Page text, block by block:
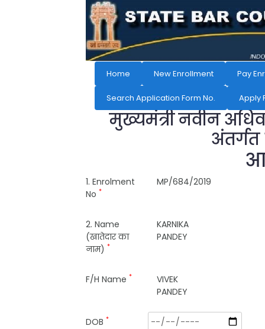
Home New Enrollment Pay
Search Application Form No. Apply
मुख्यमंत्री नवीन
अंतर्गत
1. Enrolment
No *
MP/684/2019
2. Name
(खातेदार का
नाम) *
KARNIKA
PANDEY
F/H Name *
VIVEK
PANDEY
DOB *